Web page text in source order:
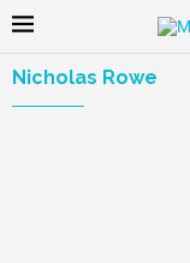
Nicholas Rowe